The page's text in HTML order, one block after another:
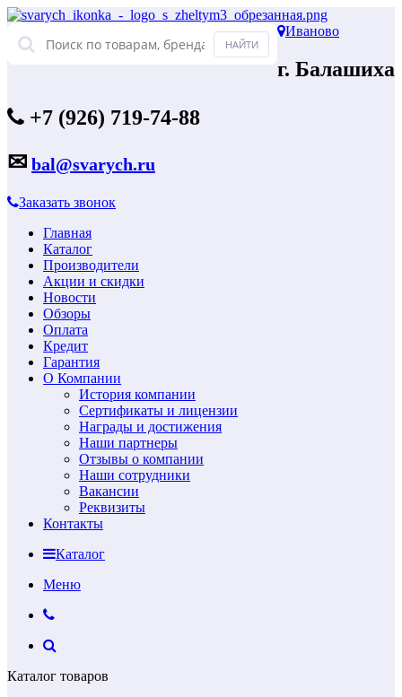
Иваново
г. Балашиха
+7 (926) 719-74-88
✉ bal@svarych.ru
Заказать звонок
Главная
Каталог
Производители
Акции и скидки
Новости
Обзоры
Оплата
Кредит
Гарантия
О Компании
История компании
Сертификаты и лицензии
Награды и достижения
Наши партнеры
Отзывы о компании
Наши сотрудники
Вакансии
Реквизиты
Контакты
Каталог
Меню
Каталог товаров